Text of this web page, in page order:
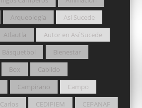
Arqueología
Así Sucede
Atlautla
Autor en Así Sucede
Básquetbol
Bienestar
Box
Cabildo
Campirano
Campo
Carlos CEDIPIEM
CEPANAF